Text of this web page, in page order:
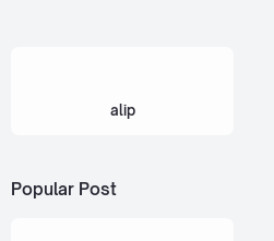
alip
Popular Post